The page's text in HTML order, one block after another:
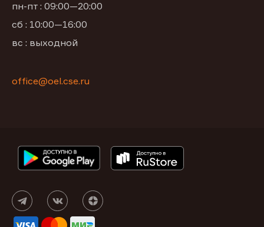
пн-пт : 09:00—20:00
сб : 10:00—16:00
вс : выходной
office@oel.cse.ru